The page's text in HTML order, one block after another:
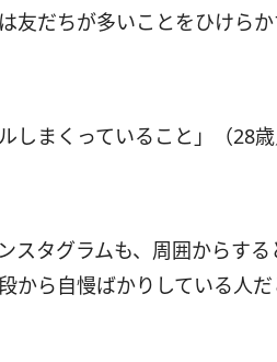
友だちが多いことをひけら
しまくっていること」（28
スタグラムも、周囲からす
から自慢ばかりしている人